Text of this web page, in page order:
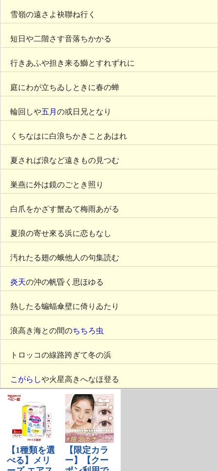
雪嶺の遠さよ袂聯ね行く
短日や二階さす音落ちかかる
行きあふや担き来る鰤とすれずれに
庭にわが立ちゐしときに春の蝉
輪回しや五月 の或日兄となり
くちなはに白浪ちかきことあはれ
夏されば浪など遠きもの見つむ
巣燕に外は鏡のごとき照り
白爪をかざす蟹ゐて梅雨あがる
夏浪の寄せ來る浜に恋もなし
汚れたる翅の蛾他人の句集読む
炎天の沖の帆昏く思ほゆる
熱したる蝙蝠傘壁に倚りゐたり
浪高き海との間のちちろ虫
トロッコの線路跨ぎて冬の浜
こがらしや火星高きへなほ登る